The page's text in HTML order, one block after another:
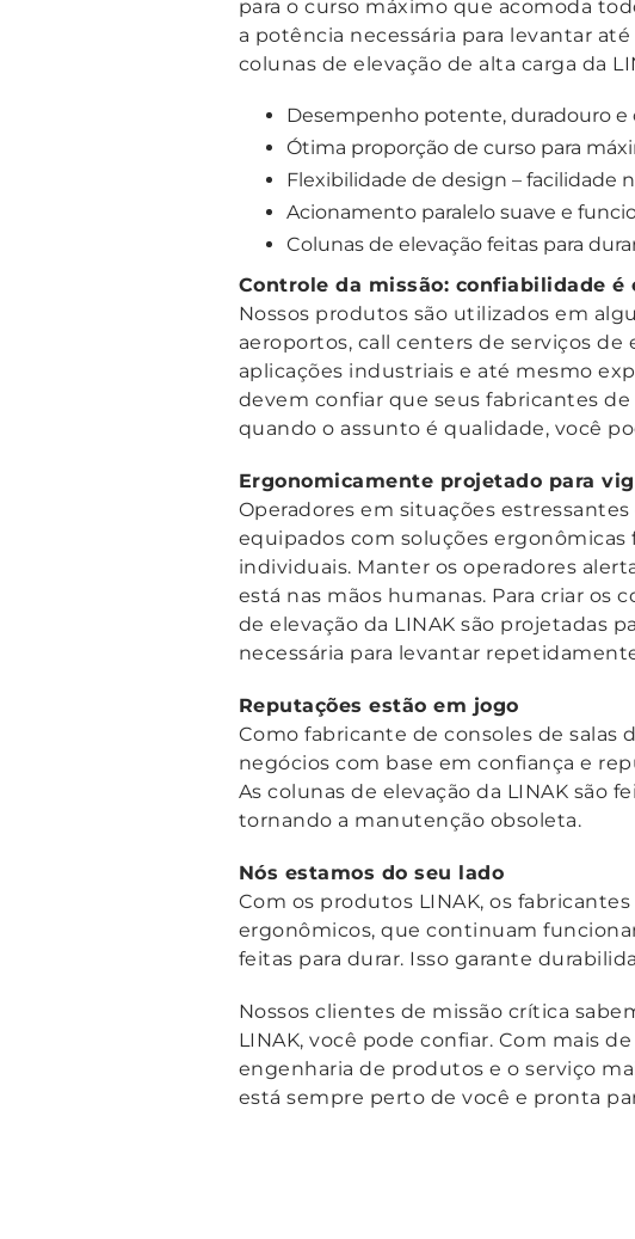
para o curso máximo que acomoda
a potência necessária para levantar
colunas de elevação de alta carga da
Desempenho potente, duradouro e
Ótima proporção de curso para
Flexibilidade de design – facilidade
Acionamento paralelo suave e
Colunas de elevação feitas para
Controle da missão: confiabilidade é
Nossos produtos são utilizados em
aeroportos, call centers de serviços
aplicações industriais e até mesmo
devem confiar que seus fabricantes
quando o assunto é qualidade, você
Ergonomicamente projetado para
Operadores em situações
equipados com soluções
individuais. Manter os operadores
está nas mãos humanas. Para criar os
de elevação da LINAK são projetadas
necessária para levantar
Reputações estão em jogo
Como fabricante de consoles de salas
negócios com base em confiança e
As colunas de elevação da LINAK são
tornando a manutenção obsoleta.
Nós estamos do seu lado
Com os produtos LINAK, os
ergonômicos, que continuam
feitas para durar. Isso garante
Nossos clientes de missão crítica
LINAK, você pode confiar. Com mais
engenharia de produtos e o serviço
está sempre perto de você e pronta